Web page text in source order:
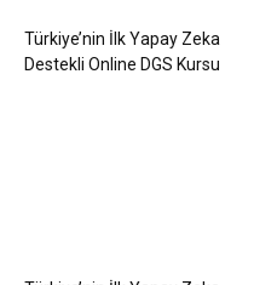
Türkiye’nin İlk Yapay Zeka
Destekli Online DGS Kursu